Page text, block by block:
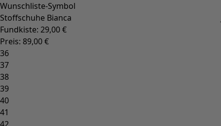
Wunschliste-Symbol
Stoffschuhe Bianca
Fundkiste: 29,00 €
Preis: 89,00 €
36
37
38
39
40
41